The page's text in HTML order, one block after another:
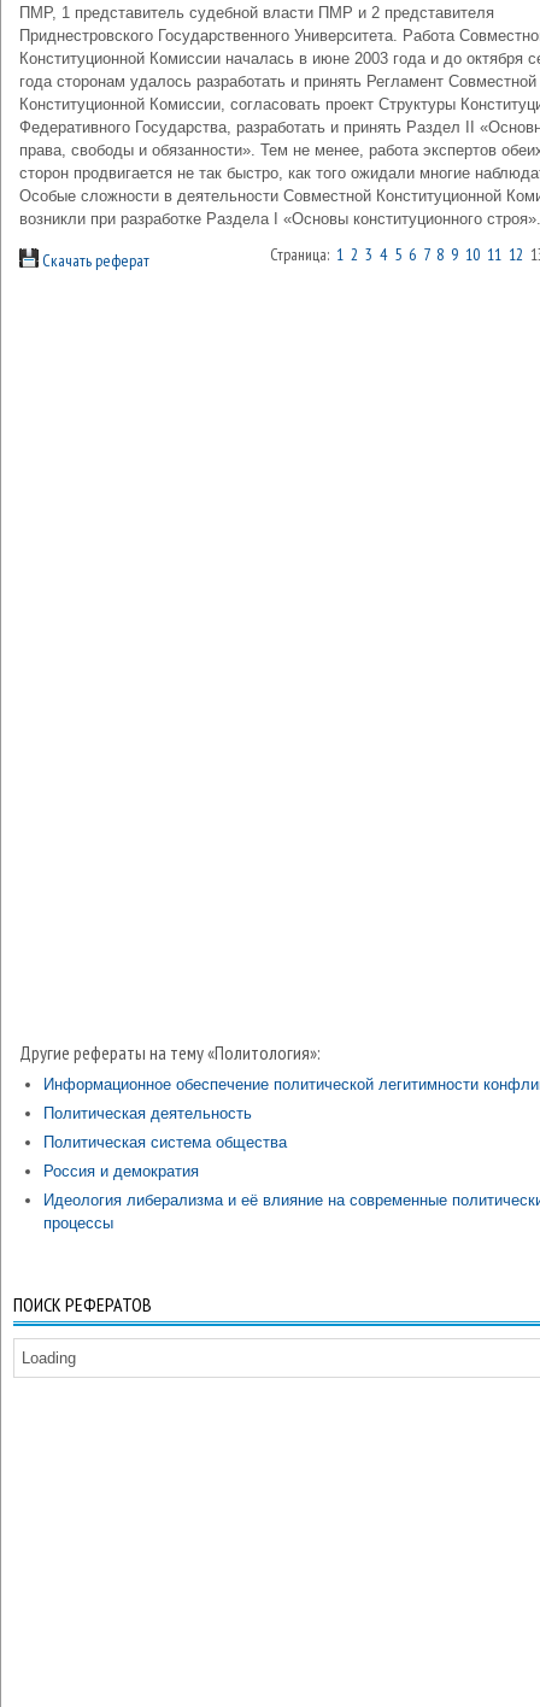
ПМР, 1 представитель судебной власти ПМР и 2 представителя
Приднестровского Государственного Университета. Работа
Конституционной Комиссии началась в июне 2003 года и до октября
года сторонам удалось разработать и принять Регламент Совместной
Конституционной Комиссии, согласовать проект Структуры
Федеративного Государства, разработать и принять Раздел II
права, свободы и обязанности». Тем не менее, работа экспертов
сторон продвигается не так быстро, как того ожидали многие
Особые сложности в деятельности Совместной Конституционной
возникли при разработке Раздела I «Основы конституционного строя».
Скачать реферат Страница: 1 2 3 4 5 6 7 8 9 10 11 12
Другие рефераты на тему «Политология»:
Информационное обеспечение политической легитимности
Политическая деятельность
Политическая система общества
Россия и демократия
Идеология либерализма и её влияние на современные
процессы
ПОИСК РЕФЕРАТОВ
Loading